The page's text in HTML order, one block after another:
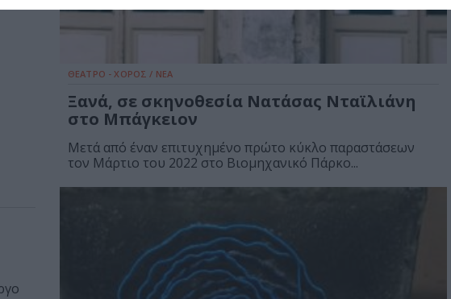
ΘΕΑΤΡΟ - ΧΟΡΟΣ / ΝΕΑ
Ξανά, σε σκηνοθεσία Νατάσας Νταϊλιάνη
στο Μπάγκειον
Μετά από έναν επιτυχημένο πρώτο κύκλο παραστάσεων
τον Μάρτιο του 2022 στο Βιομηχανικό Πάρκο...